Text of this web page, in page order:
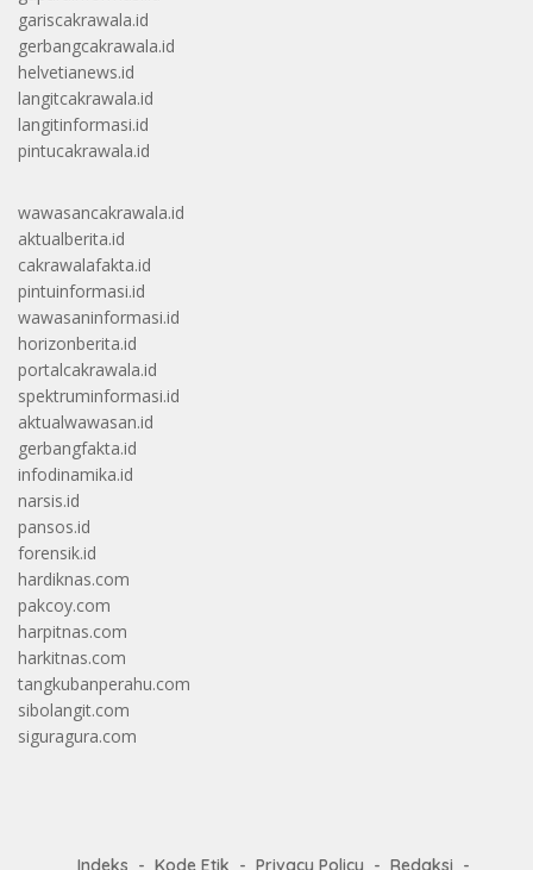
gariscakrawala.id
gerbangcakrawala.id
helvetianews.id
langitcakrawala.id
langitinformasi.id
pintucakrawala.id
wawasancakrawala.id
aktualberita.id
cakrawalafakta.id
pintuinformasi.id
wawasaninformasi.id
horizonberita.id
portalcakrawala.id
spektruminformasi.id
aktualwawasan.id
gerbangfakta.id
infodinamika.id
narsis.id
pansos.id
forensik.id
hardiknas.com
pakcoy.com
harpitnas.com
harkitnas.com
tangkubanperahu.com
sibolangit.com
siguragura.com
Indeks Kode Etik Privacy Policy Redaksi